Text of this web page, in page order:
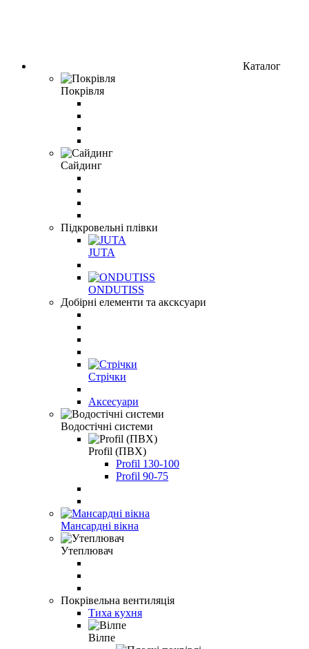
Каталог
Покрівля
Сайдинг
Підкровельні плівки
JUTA
ONDUTISS
Добірні елементи та аксксуари
Стрічки
Аксесуари
Водостічні системи
Profil (ПВХ)
Profil 130-100
Profil 90-75
Мансардні вікна
Утеплювач
Покрівельна вентиляція
Тиха кухня
Вілпе